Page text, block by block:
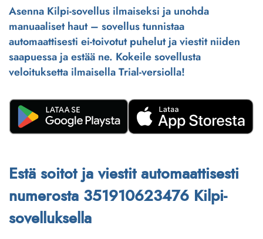
Asenna Kilpi-sovellus ilmaiseksi ja unohda
manuaaliset haut – sovellus tunnistaa
automaattisesti ei-toivotut puhelut ja viestit niiden
saapuessa ja estää ne. Kokeile sovellusta
veloituksetta ilmaisella Trial-versiolla!
Estä soitot ja viestit automaattisesti
numerosta 351910623476 Kilpi-
sovelluksella